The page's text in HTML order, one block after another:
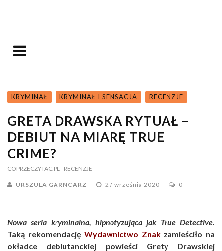
KRYMINAŁ KRYMINAŁ I SENSACJA RECENZJE
GRETA DRAWSKA RYTUAŁ –
DEBIUT NA MIARĘ TRUE
CRIME?
COPRZECZYTAC.PL - RECENZJE
URSZULA GARNCARZ 27 września 2020 0
Nowa seria kryminalna, hipnotyzująca jak True Detective.
Taką rekomendacjęWydawnictwo Znakzamieściło na
okładce debiutanckiej powieści Grety Drawskiej